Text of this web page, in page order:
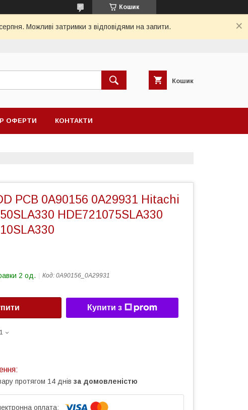
Кошик
Можливі затримки з відповідями на запити.
Кошик
ОФЕРТИ КОНТАКТИ
PCB 0A90156 0A29931 Hitachi
HDE721075SLA330
2 од. Код: 0A90156_0A29931
Купити з
протягом 14 днів за домовленістю